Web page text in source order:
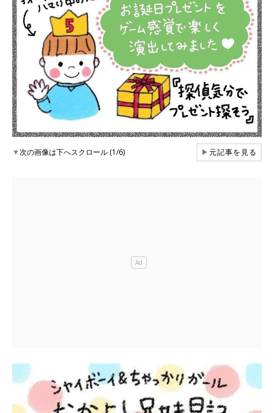
▼次の画像は下へスクロール (1/6) ▶元記事を見る